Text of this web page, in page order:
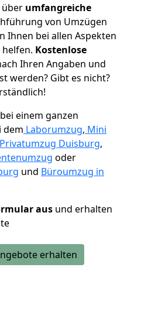
über umfangreiche
von Umzügen
Ihnen bei allen Aspekten
Kostenlose
Ihren Angaben und
werden? Gibt es nicht?
einem ganzen
dem Laborumzug, Mini
Privatumzug Duisburg,
oder
und Büroumzug in
aus und erhalten
erhalten